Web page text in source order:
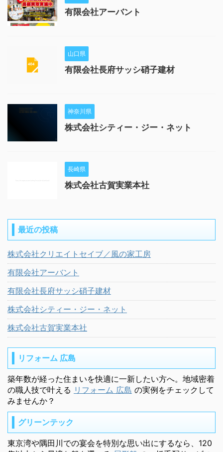
有限会社アーバント
山口県
有限会社長府サッシ硝子建材
神奈川県
株式会社シティー・ジー・ネット
長崎県
株式会社古賀実業本社
最近の投稿
株式会社クリエイトセイブ／風の家工房
有限会社アーバント
有限会社長府サッシ硝子建材
株式会社シティー・ジー・ネット
株式会社古賀実業本社
リフォーム 広島
築年数が経った住まいを快適に一新したい方へ。地域密着
の職人技で叶える リフォーム 広島 の実例をチェックして
みませんか？
グリーンテック
東京湾や隅田川での宴会を特別な思い出にするなら、120